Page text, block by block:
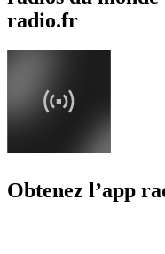
radio.fr
Obtenez l’app